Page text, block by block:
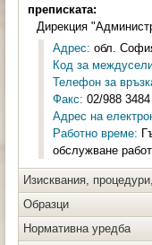
преписката:
Дирекция
Адрес: обл.
Код за
Телефон за
Факс: 02/988 3484
Адрес на
Работно време:
обслужване
Изисквания,
Образци
Нормативна уредба